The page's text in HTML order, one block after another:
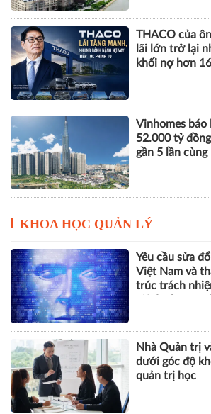
THACO của
lãi lớn trở lại
khối nợ hơn
Vinhomes báo
52.000 tỷ
gần 5 lần cùng
KHOA HỌC QUẢN LÝ
Yêu cầu sửa
Việt Nam và
trúc trách
Nhà Quản trị
dưới góc độ
quản trị học